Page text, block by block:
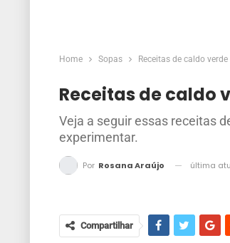
Home Sopas Receitas de caldo
Receitas de caldo
Veja a seguir essas receitas
experimentar.
Por Rosana Araújo última
Compartilhar